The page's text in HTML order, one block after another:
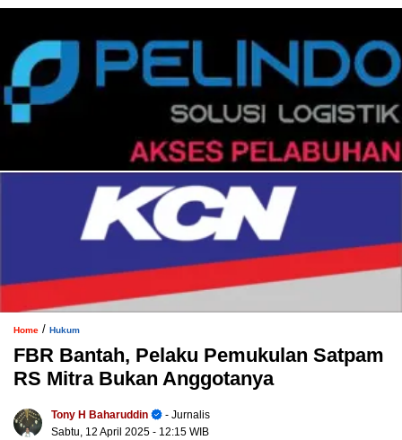
Home / Hukum
FBR Bantah, Pelaku Pemukulan Satpam
RS Mitra Bukan Anggotanya
Tony H Baharuddin
- Jurnalis
Sabtu, 12 April 2025 - 12:15 WIB